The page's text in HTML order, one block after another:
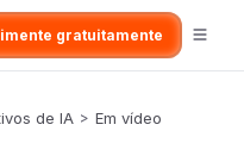
gratuitamente
de IA > Em vídeo